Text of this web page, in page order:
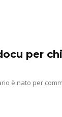
per
è nato per